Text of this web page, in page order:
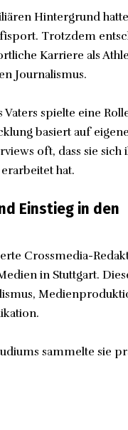
Hintergrund
Trotzdem
Karriere als
Journalismus.
spielte eine
basiert auf
oft, dass sie sich
hat.
Einstieg in den
Crossmedia-
in Stuttgart.
sammelte sie